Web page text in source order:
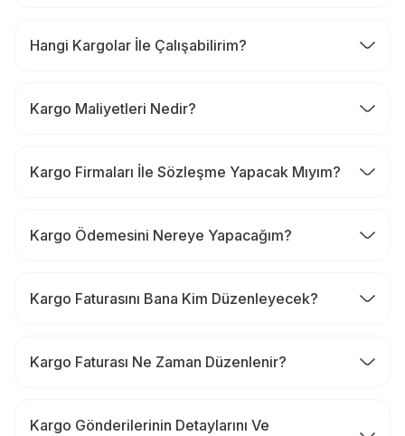
Hangi Kargolar İle Çalışabilirim?
Kargo Maliyetleri Nedir?
Kargo Firmaları İle Sözleşme Yapacak Mıyım?
Kargo Ödemesini Nereye Yapacağım?
Kargo Faturasını Bana Kim Düzenleyecek?
Kargo Faturası Ne Zaman Düzenlenir?
Kargo Gönderilerinin Detaylarını Ve